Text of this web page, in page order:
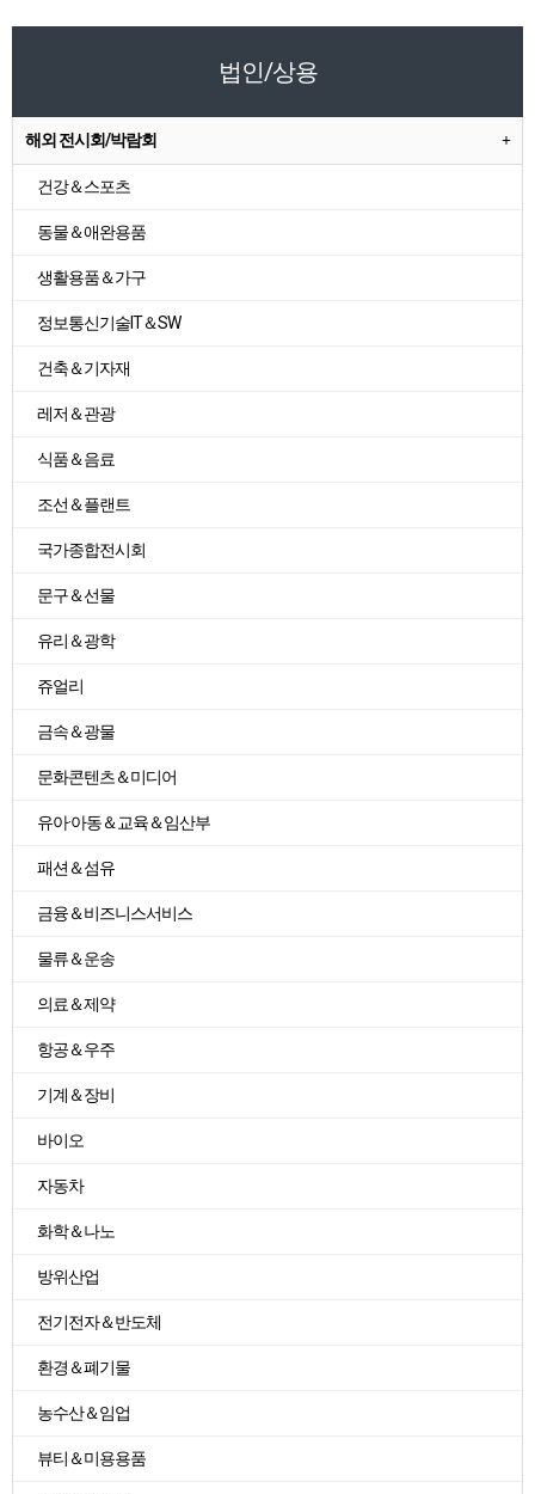
법인/상용
해외 전시회/박람회
건강＆스포츠
동물＆애완용품
생활용품＆가구
정보통신기술IT＆SW
건축＆기자재
레저＆관광
식품＆음료
조선＆플랜트
국가종합전시회
문구＆선물
유리＆광학
쥬얼리
금속＆광물
문화콘텐츠＆미디어
유아·아동＆교육＆임산부
패션＆섬유
금융＆비즈니스서비스
물류＆운송
의료＆제약
항공＆우주
기계＆장비
바이오
자동차
화학＆나노
방위산업
전기전자＆반도체
환경＆폐기물
농수산＆임업
뷰티＆미용용품